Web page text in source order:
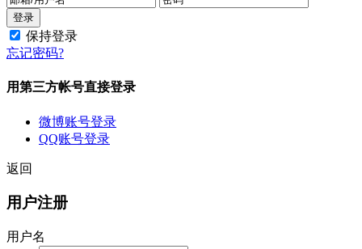
保持登录
忘记密码?
用第三方帐号直接登录
微博账号登录
QQ账号登录
返回
用户注册
用户名